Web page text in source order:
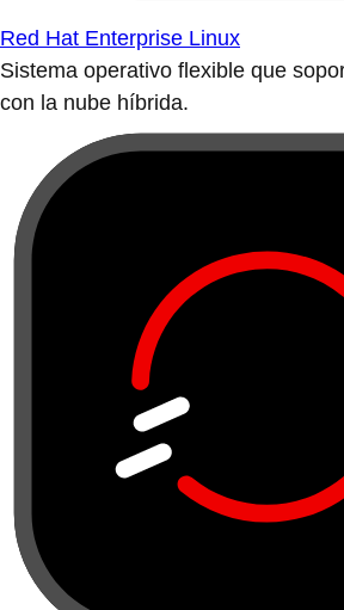
Red Hat Enterprise Linux
Sistema operativo flexible que
con la nube híbrida.